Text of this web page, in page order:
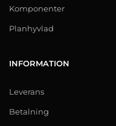
Komponenter
Planhyvlad
INFORMATION
Leverans
Betalning